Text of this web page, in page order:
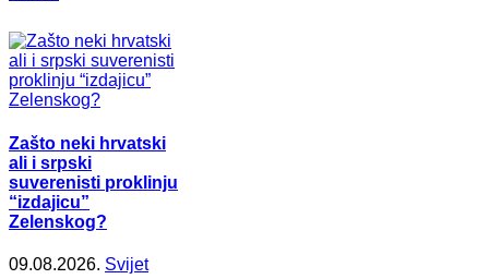
Zašto neki hrvatski
ali i srpski
suverenisti proklinju
“izdajicu”
Zelenskog?
09.08.2026. Svijet